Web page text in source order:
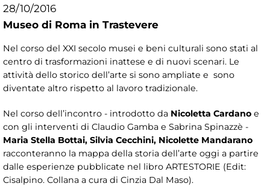
28/10/2016
Museo di Roma in Trastevere
Nel corso del XXI secolo musei e beni culturali sono stati al
centro di trasformazioni inattese e di nuovi scenari. Le
attività dello storico dell’arte si sono ampliate e sono
diventate altro rispetto al lavoro tradizionale.
Nel corso dell’incontro - introdotto da Nicoletta Cardano e
con gli interventi di Claudio Gamba e Sabrina Spinazzè -
Maria Stella Bottai, Silvia Cecchini, Nicolette Mandarano
racconteranno la mappa della storia dell’arte oggi a partire
dalle esperienze pubblicate nel libro ARTESTORIE (Edit:
Cisalpino. Collana a cura di Cinzia Dal Maso).